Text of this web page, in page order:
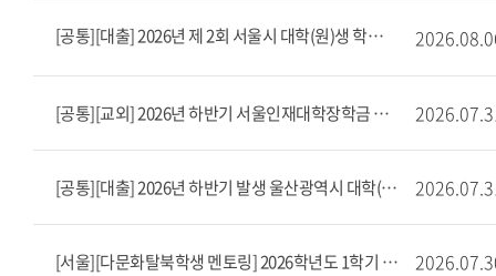
[공통][대출] 2026년 제 2회 서울시 대학(원)생 학자금대출 이자 지원
[공통][교외] 2026년 하반기 서울인재대학장학금 장학생 선발 공고(8/3~8/10)
[공통][대출] 2026년 하반기 발생 울산광역시 대학(원)생 학자금대출 이자지원사업 안내
[서울][다문화탈북학생 멘토링] 2026학년도 1학기 7월 다문화탈북학생 멘토링 출근부 마감 안내